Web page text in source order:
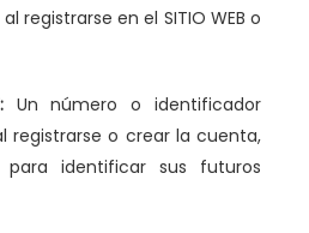
registrarse en el SITIO WEB o
Un número o identificador
registrarse o crear la cuenta,
identificar sus futuros